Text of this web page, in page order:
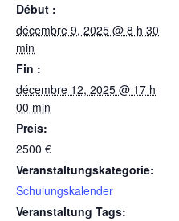
Début :
décembre 9, 2025 @ 8 h 30
min
Fin :
décembre 12, 2025 @ 17 h
00 min
Preis:
2500 €
Veranstaltungskategorie:
Schulungskalender
Veranstaltung Tags: